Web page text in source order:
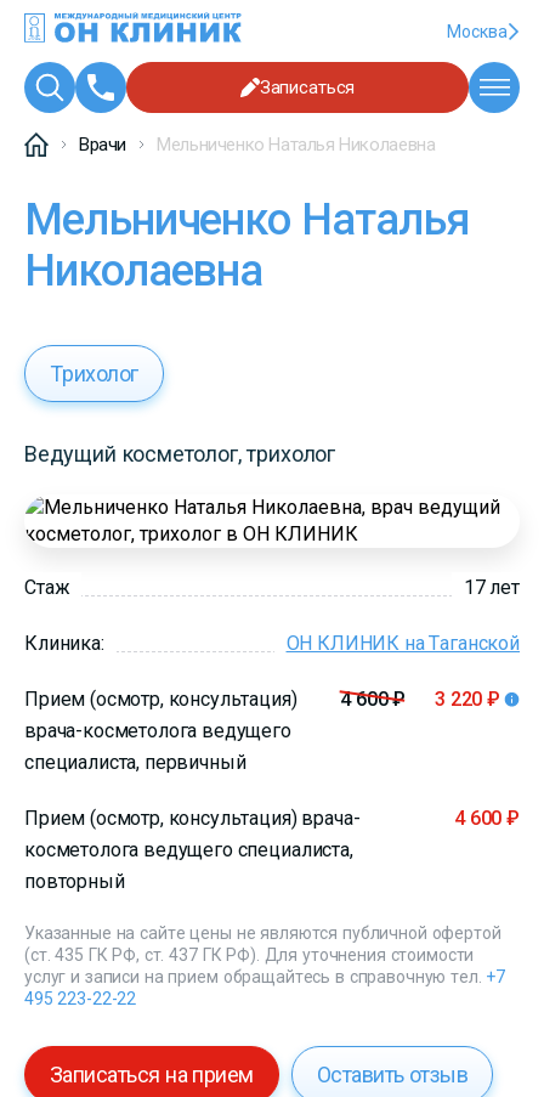
Москва
Записаться
Врачи Мельниченко Наталья Николаевна
Мельниченко Наталья
Николаевна
Трихолог
Ведущий косметолог, трихолог
Стаж 17 лет
Клиника: ОН КЛИНИК на Таганской
Прием (осмотр, консультация)
врача-косметолога ведущего
специалиста, первичный
4 600 ₽ 3 220 ₽
Прием (осмотр, консультация) врача-
косметолога ведущего специалиста,
повторный
4 600 ₽
Указанные на сайте цены не являются публичной офертой
(ст. 435 ГК РФ, ст. 437 ГК РФ). Для уточнения стоимости
услуг и записи на прием обращайтесь в справочную тел. +7
495 223-22-22
Записаться на прием Оставить отзыв